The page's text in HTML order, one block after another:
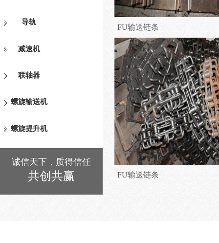
导轨
减速机
联轴器
螺旋输送机
螺旋提升机
诚信天下，质得信任
共创共赢
FU输送链条
FU输送链条